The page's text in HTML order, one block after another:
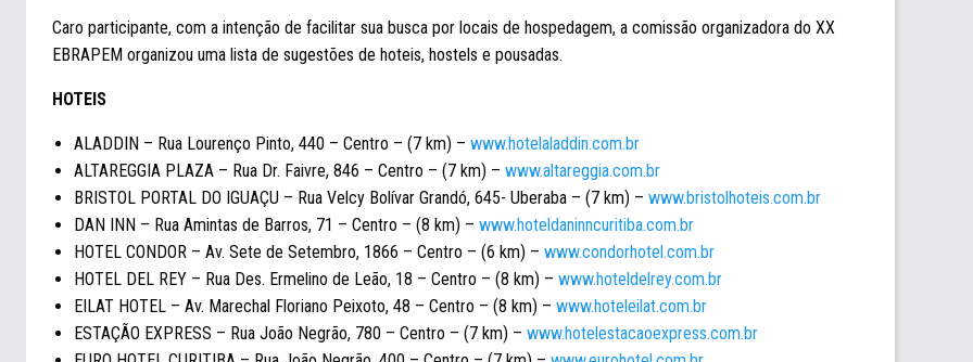
Caro participante, com a intenção de facilitar sua busca por locais de hospedagem, a comissão organizadora do XX
EBRAPEM organizou uma lista de sugestões de hoteis, hostels e pousadas.
HOTEIS
ALADDIN – Rua Lourenço Pinto, 440 – Centro – (7 km) – www.hotelaladdin.com.br
ALTAREGGIA PLAZA – Rua Dr. Faivre, 846 – Centro – (7 km) – www.altareggia.com.br
BRISTOL PORTAL DO IGUAÇU – Rua Velcy Bolívar Grandó, 645- Uberaba – (7 km) – www.bristolhoteis.com.br
DAN INN – Rua Amintas de Barros, 71 – Centro – (8 km) – www.hoteldaninncuritiba.com.br
HOTEL CONDOR – Av. Sete de Setembro, 1866 – Centro – (6 km) – www.condorhotel.com.br
HOTEL DEL REY – Rua Des. Ermelino de Leão, 18 – Centro – (8 km) – www.hoteldelrey.com.br
EILAT HOTEL – Av. Marechal Floriano Peixoto, 48 – Centro – (8 km) – www.hoteleilat.com.br
ESTAÇÃO EXPRESS – Rua João Negrão, 780 – Centro – (7 km) – www.hotelestacaoexpress.com.br